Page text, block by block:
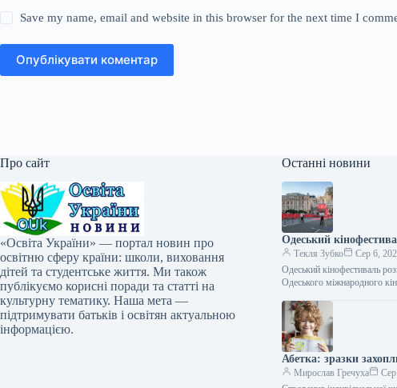
Save my name, email and website in this browser for the next time I
Опублікувати коментар
Про сайт
«Освіта України» — портал новин про
освітню сферу країни: школи, виховання
дітей та студентське життя. Ми також
публікуємо корисні поради та статті на
культурну тематику. Наша мета —
підтримувати батьків і освітян актуальною
інформацією.
Останні новини
Одеський
Текля Зубко
Сер 6,
Одеський кінофестиваль
Одеського міжнародного
Абетка: зразки
Мирослав Гречуха